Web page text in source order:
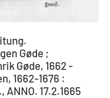
Gøde ;
Gøde, 1662 -
1662-1676 :
ANNO. 17.2.1665